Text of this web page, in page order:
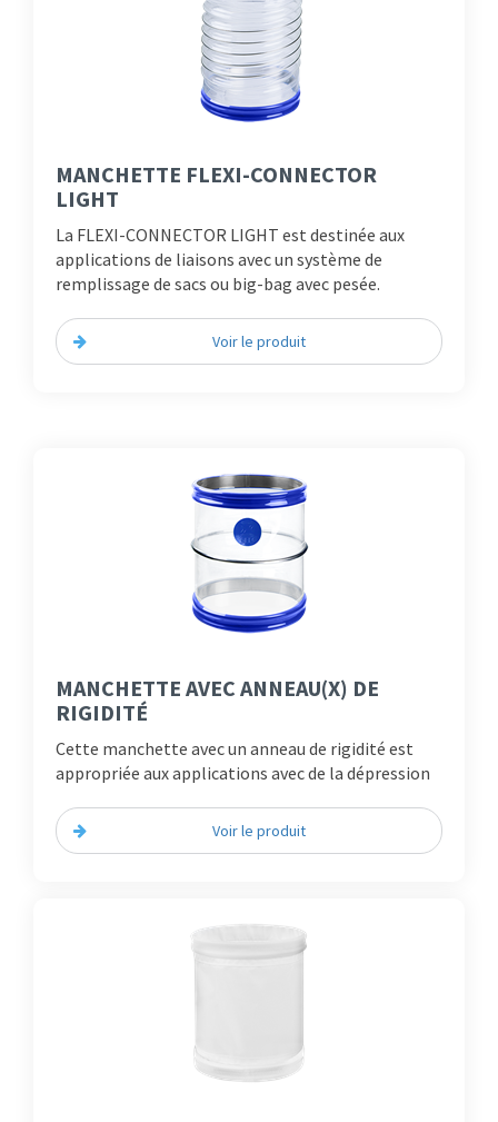
MANCHETTE FLEXI-CONNECTOR
LIGHT
La FLEXI-CONNECTOR LIGHT est destinée aux
applications de liaisons avec un système de
remplissage de sacs ou big-bag avec pesée.
Voir le produit
MANCHETTE AVEC ANNEAU(X) DE
RIGIDITÉ
Cette manchette avec un anneau de rigidité est
appropriée aux applications avec de la dépression
Voir le produit